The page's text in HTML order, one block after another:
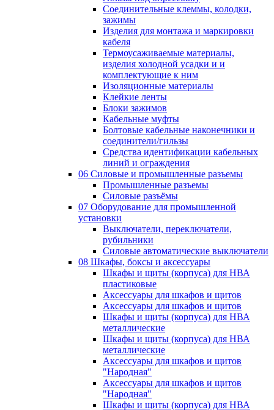
Соединительные клеммы, колодки,
зажимы
Изделия для монтажа и маркировки
кабеля
Термоусаживаемые материалы,
изделия холодной усадки и и
комплектующие к ним
Изоляционные материалы
Клейкие ленты
Блоки зажимов
Кабельные муфты
Болтовые кабельные наконечники и
соединители/гильзы
Средства идентификации кабельных
линий и ограждения
06 Силовые и промышленные разъемы
Промышленные разъемы
Силовые разъёмы
07 Оборудование для промышленной
установки
Выключатели, переключатели,
рубильники
Силовые автоматические выключатели
08 Шкафы, боксы и аксессуары
Шкафы и щиты (корпуса) для НВА
пластиковые
Аксессуары для шкафов и щитов
Аксессуары для шкафов и щитов
Шкафы и щиты (корпуса) для НВА
металлические
Шкафы и щиты (корпуса) для НВА
металлические
Аксессуары для шкафов и щитов
"Народная"
Аксессуары для шкафов и щитов
"Народная"
Шкафы и щиты (корпуса) для НВА